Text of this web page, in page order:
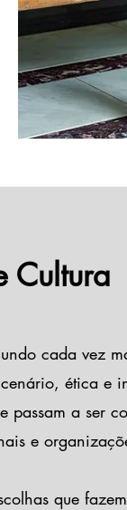
Cultura
cada vez
ética e
passam a ser
e
que